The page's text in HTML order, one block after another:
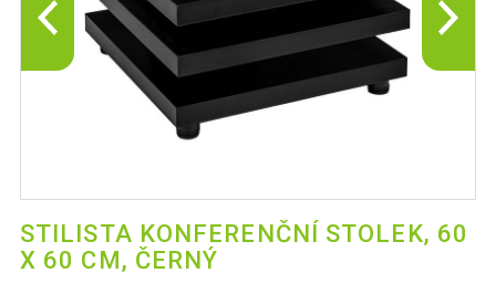
STILISTA KONFERENČNÍ STOLEK, 60
X 60 CM, ČERNÝ